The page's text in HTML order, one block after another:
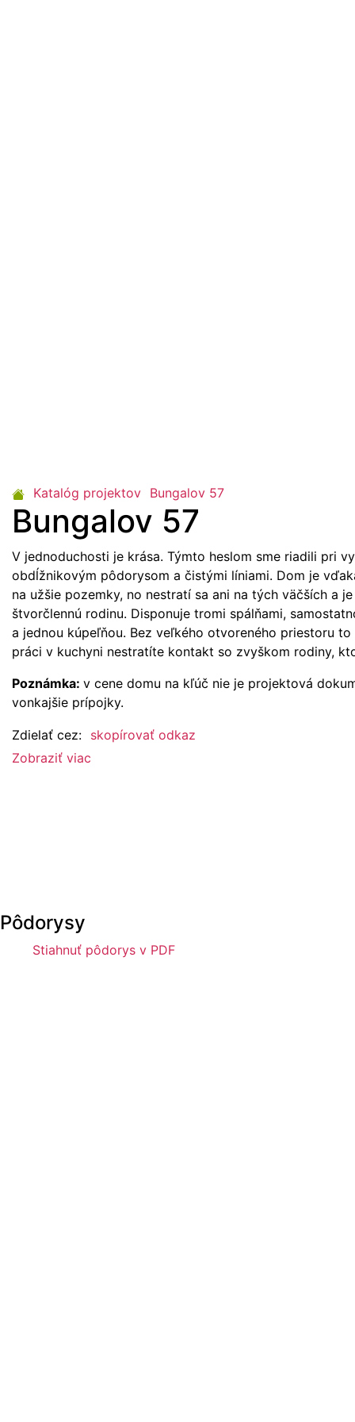
Katalóg projektov Bungalov 57
Bungalov 57
V jednoduchosti je krása. Týmto heslom sme riadili pri
obdĺžnikovým pôdorysom a čistými líniami. Dom je
na užšie pozemky, no nestratí sa ani na tých väčších a
štvorčlennú rodinu. Disponuje tromi spálňami,
a jednou kúpeľňou. Bez veľkého otvoreného priestoru
práci v kuchyni nestratíte kontakt so zvyškom rodiny,
Poznámka: v cene domu na kľúč nie je projektová
vonkajšie prípojky.
Zdielať cez: skopírovať odkaz
Zobraziť viac
Pôdorysy
Stiahnuť pôdorys v PDF